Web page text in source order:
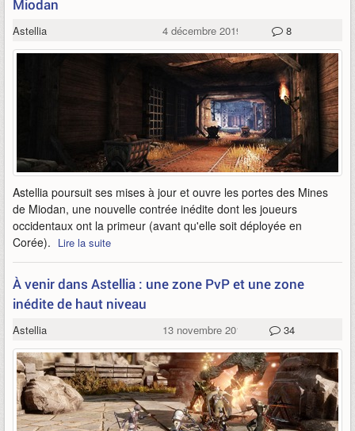
Miodan
Astellia 4 décembre 2019 8
Astellia poursuit ses mises à jour et ouvre les portes des Mines
de Miodan, une nouvelle contrée inédite dont les joueurs
occidentaux ont la primeur (avant qu'elle soit déployée en
Corée). Lire la suite
À venir dans Astellia : une zone PvP et une zone
inédite de haut niveau
Astellia 13 novembre 2019 34